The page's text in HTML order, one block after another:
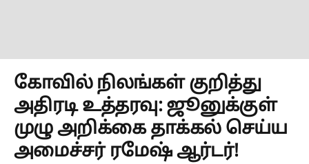
கோவில் நிலங்கள் குறித்து
அதிரடி உத்தரவு: ஜூனுக்குள்
முழு அறிக்கை தாக்கல் செய்ய
அமைச்சர் ரமேஷ் ஆர்டர்!